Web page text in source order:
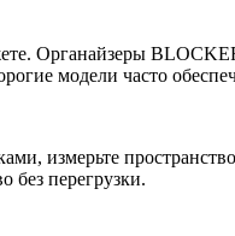
Органайзеры
модели часто
измерьте
без перегрузки.